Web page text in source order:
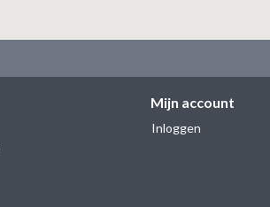
Mijn account
Inloggen